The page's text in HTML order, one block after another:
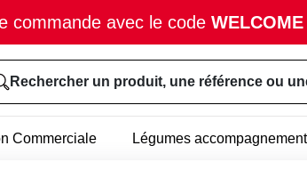
commande avec le code WELCOME
Rechercher un produit, une référence ou
Commerciale Légumes accompagnement